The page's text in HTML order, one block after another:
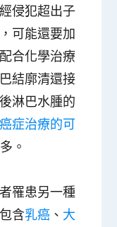
侵犯超出子
可能還要加
合化學治療
結廓清還接
淋巴水腫的
癌症治療的可
。
罹患另一種
含乳癌 、 大